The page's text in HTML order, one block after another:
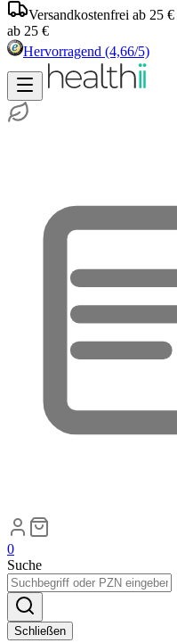
Versandkostenfrei ab 25
ab 25 €
Hervorragend (4,66/5)
0
Suche
Schließen